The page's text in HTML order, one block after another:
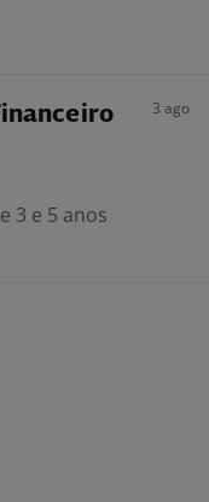
3 ago
3 e 5 anos